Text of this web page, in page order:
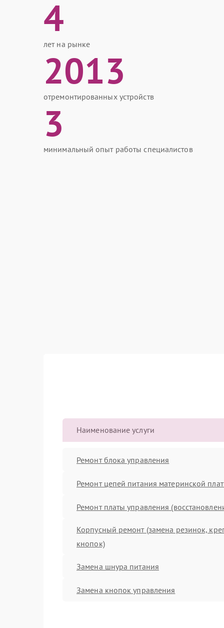
4
лет на рынке
2013
отремонтированных устройств
3
минимальный опыт работы специалистов
Наименование услуги
Ремонт блока управления
Ремонт цепей питания материнской
Ремонт платы управления
Корпусный ремонт (замена резинок,
кнопок)
Замена шнура питания
Замена кнопок управления